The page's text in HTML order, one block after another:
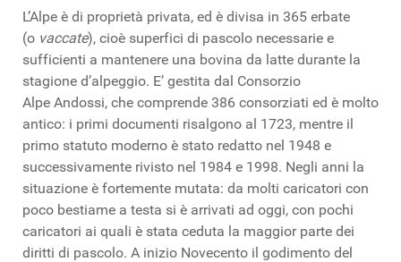
L’Alpe è di proprietà privata, ed è divisa in 365 erbate
(o vaccate), cioè superfici di pascolo necessarie e
sufficienti a mantenere una bovina da latte durante la
stagione d’alpeggio. E’ gestita dal Consorzio
Alpe Andossi, che comprende 386 consorziati ed è molto
antico: i primi documenti risalgono al 1723, mentre il
primo statuto moderno è stato redatto nel 1948 e
successivamente rivisto nel 1984 e 1998. Negli anni la
situazione è fortemente mutata: da molti caricatori con
poco bestiame a testa si è arrivati ad oggi, con pochi
caricatori ai quali è stata ceduta la maggior parte dei
diritti di pascolo. A inizio Novecento il godimento del